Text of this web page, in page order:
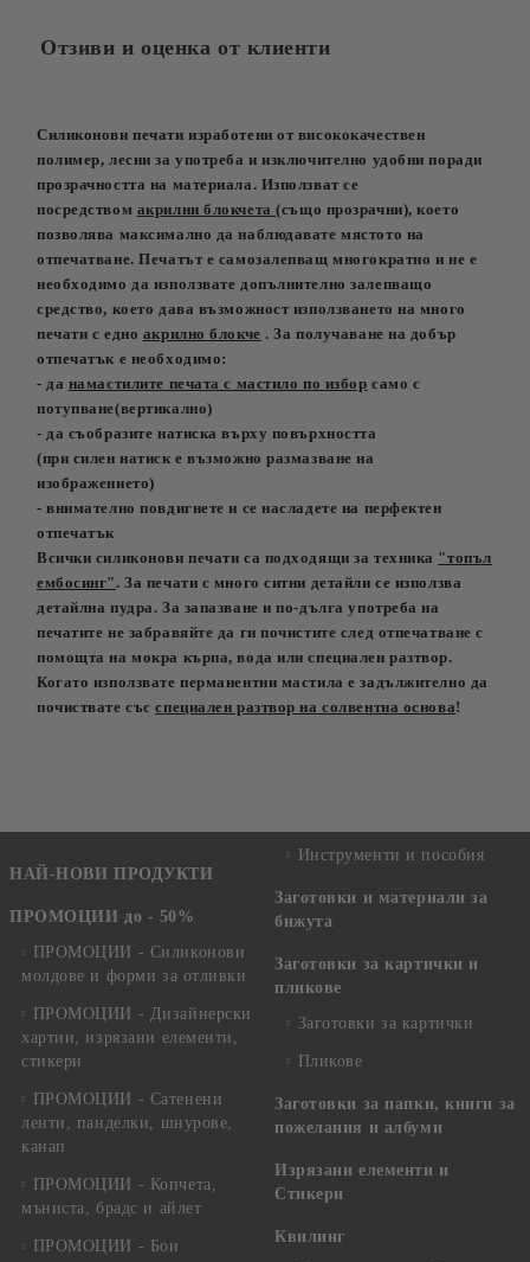
Отзиви и оценка от клиенти
Силиконови печати изработени от висококачествен
полимер, лесни за употреба и изключително удобни поради
прозрачността на материала. Използват се
посредством акрилни блокчета (също прозрачни), което
позволява максимално да наблюдавате мястото на
отпечатване. Печатът е самозалепващ многократно и не е
необходимо да използвате допълнително залепващо
средство, което дава възможност използването на много
печати с едно акрилно блокче . За получаване на добър
отпечатък е необходимо:
- да намастилите печата с мастило по избор само с
потупване(вертикално)
- да съобразите натиска върху повърхността
(при силен натиск е възможно размазване на
изображението)
- внимателно повдигнете и се насладете на перфектен
отпечатък
Всички силиконови печати са подходящи за техника "топъл
ембосинг" . За печати с много ситни детайли се използва
детайлна пудра. За запазване и по-дълга употреба на
печатите не забравяйте да ги почистите след отпечатване с
помощта на мокра кърпа, вода или специален разтвор.
Когато използвате перманентни мастила е задължително да
почиствате съсспециален разтвор на солвентна основа!
НАЙ-НОВИ ПРОДУКТИ
ПРОМОЦИИ до - 50%
ПРОМОЦИИ - Силиконови
молдове и форми за отливки
ПРОМОЦИИ - Дизайнерски
хартии, изрязани елементи,
стикери
ПРОМОЦИИ - Сатенени
ленти, панделки, шнурове,
канап
ПРОМОЦИИ - Копчета,
мъниста, брадс и айлет
ПРОМОЦИИ - Бои
Инструменти и пособия
Заготовки и материали за
бижута
Заготовки за картички и
пликове
Заготовки за картички
Пликове
Заготовки за папки, книги за
пожелания и албуми
Изрязани елементи и
Стикери
Квилинг